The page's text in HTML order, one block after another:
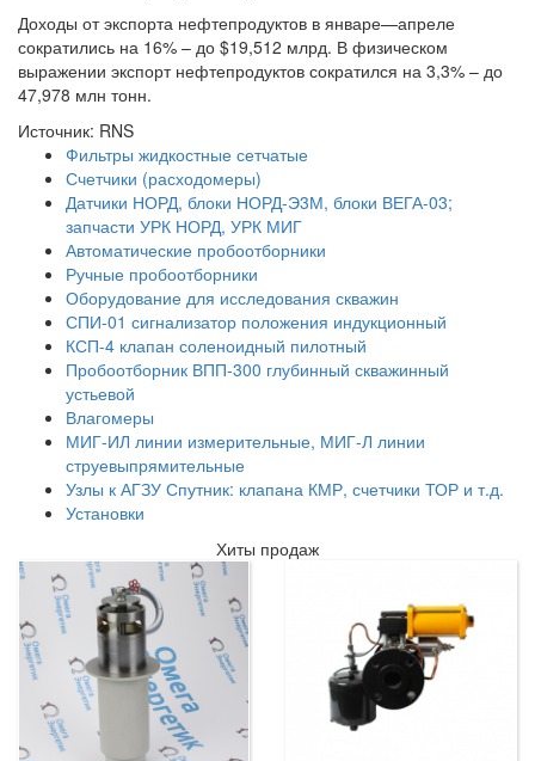
Доходы от экспорта нефтепродуктов в январе—апреле
сократились на 16% – до $19,512 млрд. В физическом
выражении экспорт нефтепродуктов сократился на 3,3% – до
47,978 млн тонн.
Источник: RNS
Фильтры жидкостные сетчатые
Счетчики (расходомеры)
Датчики НОРД, блоки НОРД-Э3М, блоки ВЕГА-03;
запчасти УРК НОРД, УРК МИГ
Автоматические пробоотборники
Ручные пробоотборники
Оборудование для исследования скважин
СПИ-01 сигнализатор положения индукционный
КСП-4 клапан соленоидный пилотный
Пробоотборник ВПП-300 глубинный скважинный
устьевой
Влагомеры
МИГ-ИЛ линии измерительные, МИГ-Л линии
струевыпрямительные
Узлы к АГЗУ Спутник: клапана КМР, счетчики ТОР и т.д.
Установки
Хиты продаж